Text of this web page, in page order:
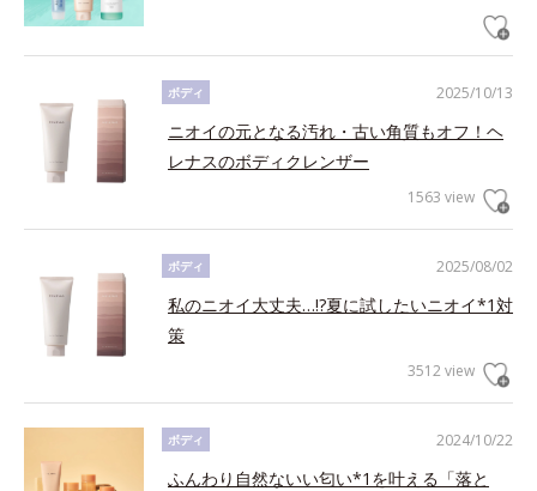
2025/10/13
ボディ
ニオイの元となる汚れ・古い角質もオフ！ヘ
レナスのボディクレンザー
1563 view
2025/08/02
ボディ
私のニオイ大丈夫…!?夏に試したいニオイ*1対
策
3512 view
2024/10/22
ボディ
ふんわり自然ないい匂い*1を叶える「落と